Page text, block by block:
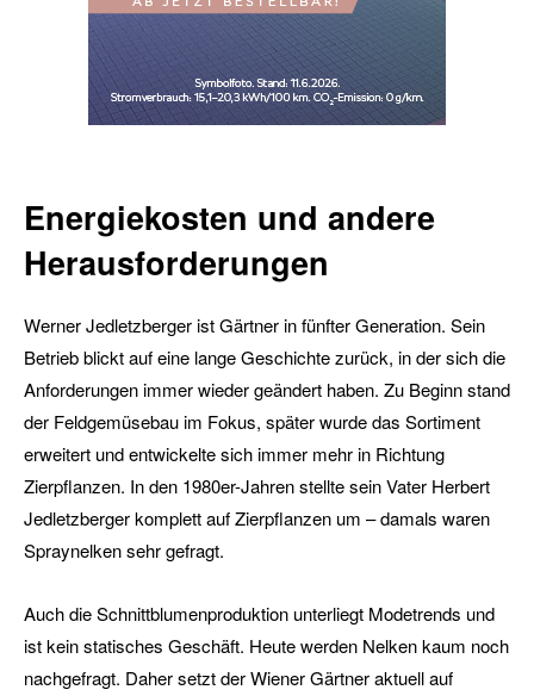
Energiekosten und andere
Herausforderungen
Werner Jedletzberger ist Gärtner in fünfter Generation. Sein
Betrieb blickt auf eine lange Geschichte zurück, in der sich die
Anforderungen immer wieder geändert haben. Zu Beginn stand
der Feldgemüsebau im Fokus, später wurde das Sortiment
erweitert und entwickelte sich immer mehr in Richtung
Zierpflanzen. In den 1980er-Jahren stellte sein Vater Herbert
Jedletzberger komplett auf Zierpflanzen um – damals waren
Spraynelken sehr gefragt.
Auch die Schnittblumenproduktion unterliegt Modetrends und
ist kein statisches Geschäft. Heute werden Nelken kaum noch
nachgefragt. Daher setzt der Wiener Gärtner aktuell auf